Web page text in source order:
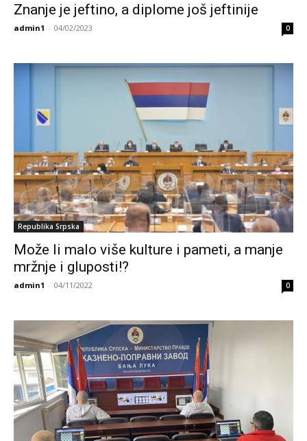
Znanje je jeftino, a diplome još jeftinije
admin1 - 04/02/2023 0
Republika Srpska
Može li malo više kulture i pameti, a manje
mržnje i gluposti!?
admin1 - 04/11/2022 0